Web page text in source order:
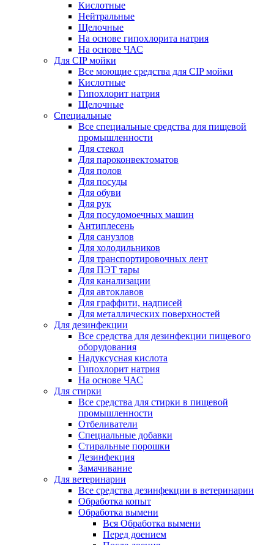
Кислотные
Нейтральные
Щелочные
На основе гипохлорита натрия
На основе ЧАС
Для CIP мойки
Все моющие средства для CIP мойки
Кислотные
Гипохлорит натрия
Щелочные
Специальные
Все специальные средства для пищевой
промышленности
Для стекол
Для пароконвектоматов
Для полов
Для посуды
Для обуви
Для рук
Для посудомоечных машин
Антиплесень
Для санузлов
Для холодильников
Для транспортировочных лент
Для ПЭТ тары
Для канализации
Для автоклавов
Для граффити, надписей
Для металлических поверхностей
Для дезинфекции
Все средства для дезинфекции пищевого
оборудования
Надуксусная кислота
Гипохлорит натрия
На основе ЧАС
Для стирки
Все средства для стирки в пищевой
промышленности
Отбеливатели
Специальные добавки
Стиральные порошки
Дезинфекция
Замачивание
Для ветеринарии
Все средства дезинфекции в ветеринарии
Обработка копыт
Обработка вымени
Вся Обработка вымени
Перед доением